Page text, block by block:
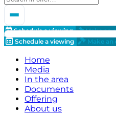
Schedule a viewing Make an
Schedule a viewing
Make an
Home
Media
In the area
Documents
Offering
About us